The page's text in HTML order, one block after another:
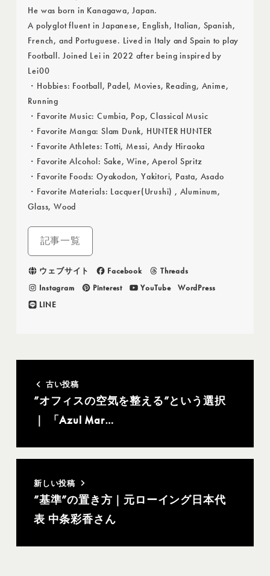
He was born in Kanagawa, Japan.
A polyglot fluent in Japanese, English, Italian, Spanish,
French, and Portuguese. Lived in Italy and Spain to play
Football. Joined Lei in 2022 after being inspired by
Lei00
・Hobbies: Football, Padel, Movies, Reading, Anime,
Running
・Favorite Music: Cumbia, Pop, Classical Music
・Favorite Manga: Slam Dunk, HUNTER HUNTER
・Favorite Athletes: Totti, Messi, Andy Hiraoka
・Favorite Alcohol: Sake, Wine, Aperol Spritz
・Favorite Foods: Oyakodon, Yakitori, Pasta, Asado
・Favorite Materials: Lacquer(Urushi) , Aluminum,
Glass, Wood
記事一覧
ウェブサイト Facebook
Threads
Instagram
Pinterest YouTube
WordPress
LINE
古い投稿
”オフィスの空気を整える”という選択
｜ 「Azul Mar…
新しい投稿
”基準”の置き方｜元ローイング日本代
表 中条彩香さん